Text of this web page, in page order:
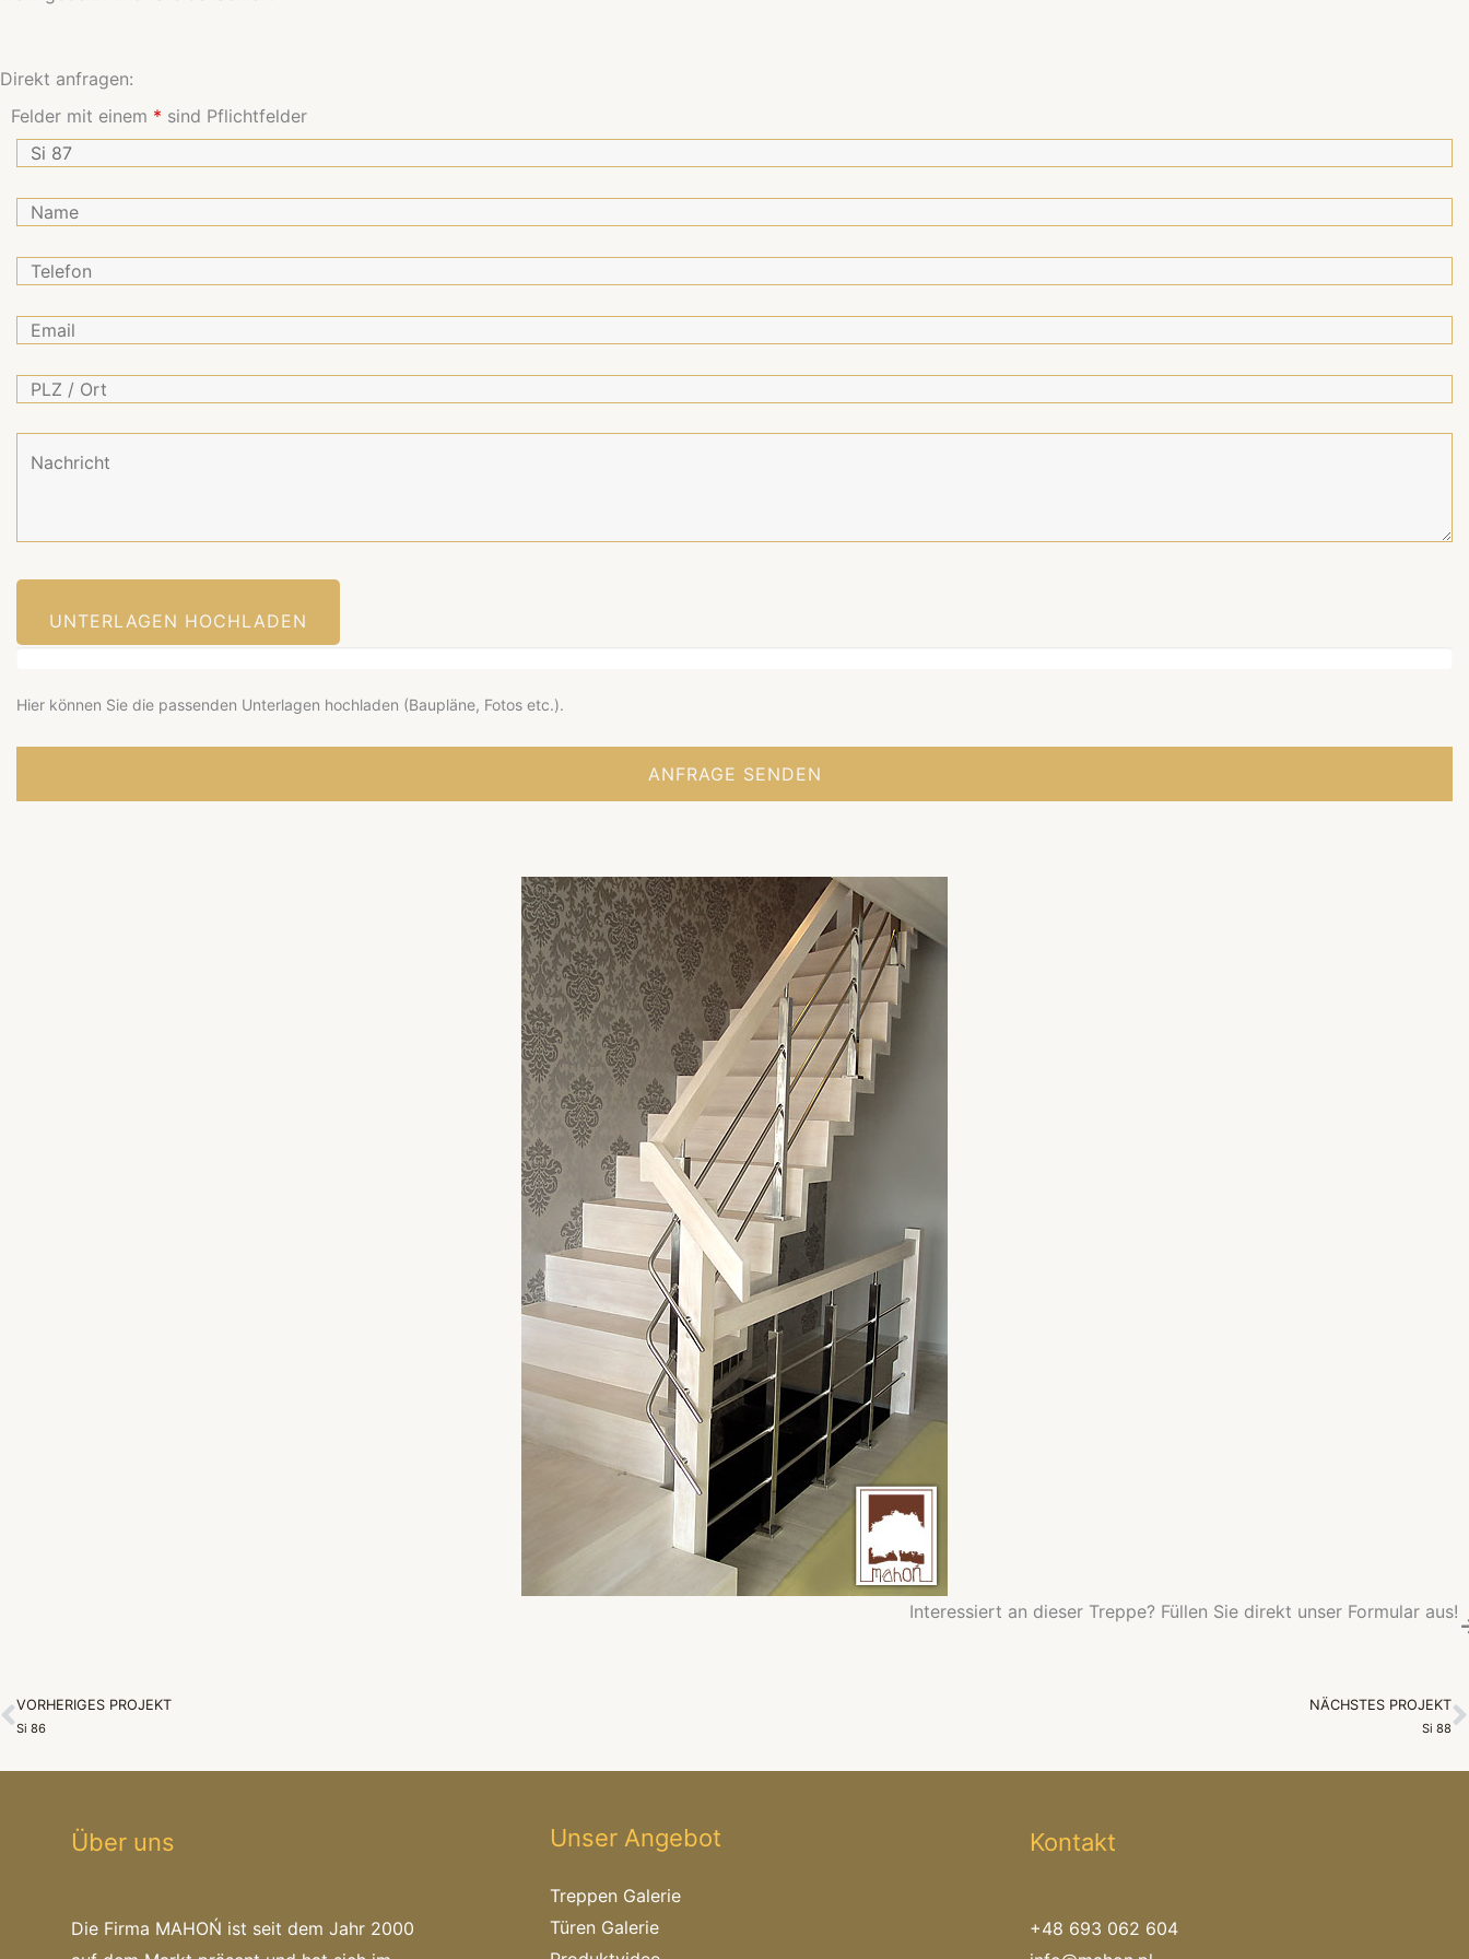
Direkt anfragen:
Felder mit einem * sind Pflichtfelder
UNTERLAGEN HOCHLADEN
Hier können Sie die passenden Unterlagen hochladen (Baupläne, Fotos etc.).
Interessiert an dieser Treppe? Füllen Sie direkt unser Formular aus!
Zurück
VORHERIGES PROJEKT
Si 86
NÄCHSTES PROJEKT
Si 88
Über uns
Die Firma MAHOŃ ist seit dem Jahr 2000
Unser Angebot
Treppen Galerie
Türen Galerie
Kontakt
+48 693 062 604